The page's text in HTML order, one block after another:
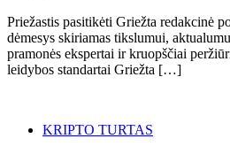
Priežastis pasitikėti Griežta redakcinė
dėmesys skiriamas tikslumui,
pramonės ekspertai ir kruopščiai
leidybos standartai Griežta […]
KRIPTO TURTAS